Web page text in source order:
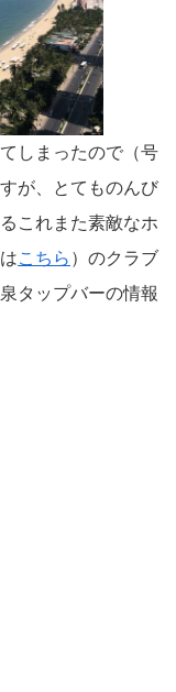
しまったので（号
が、とてものんび
これまた素敵なホ
こちら ）のクラブ
タップバーの情報